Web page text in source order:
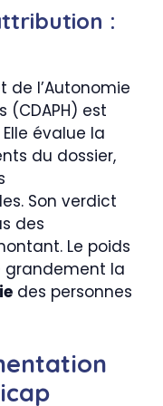
:
de l’Autonomie
(CDAPH) est
évalue la
du dossier,
Son verdict
des
Le poids
grandement la
des personnes